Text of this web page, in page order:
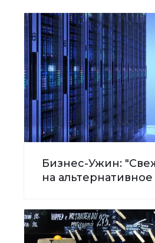
Бизнес-Ужин:
на